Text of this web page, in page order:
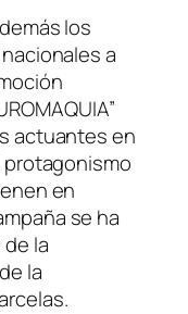
los
a
actuantes en
protagonismo
en
se ha
la
la